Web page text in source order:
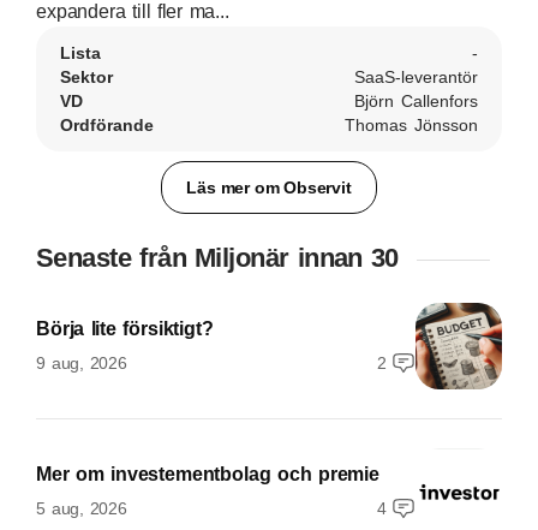
expandera till fler ma...
Lista
-
Sektor
SaaS-leverantör
VD
Björn Callenfors
Ordförande
Thomas Jönsson
Läs mer om Observit
Senaste från Miljonär innan 30
Börja lite försiktigt?
9 aug, 2026 2
Mer om investementbolag och premie
5 aug, 2026 4